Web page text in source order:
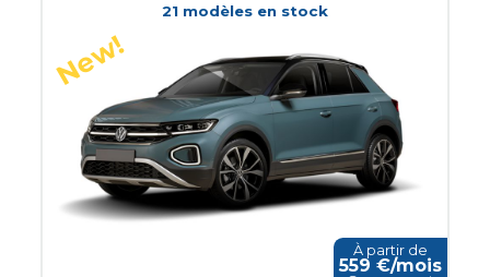
21 modèles en stock
À partir de
559 €/mois